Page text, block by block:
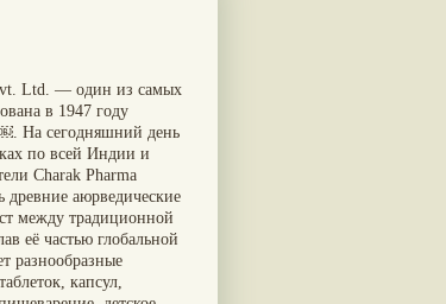
Ltd. — один из самых
в 1947 году
На сегодняшний день
по всей Индии и
Charak Pharma
аюрведические
между традиционной
её частью глобальной
разнообразные
капсул,